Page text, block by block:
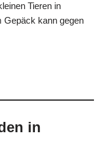
Tieren in
Gepäck kann gegen
in